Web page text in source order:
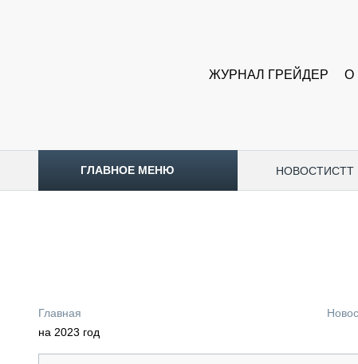
ЖУРНАЛ ГРЕЙДЕР О
ГЛАВНОЕ МЕНЮ НОВОСТИCTT
ОБЗОР РЫНКА
Главная
на 2023 год